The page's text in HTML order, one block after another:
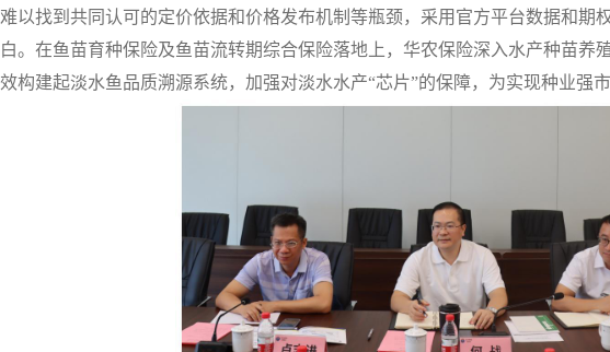
以找到共同认可的定价依据和价格发布机制等瓶颈，采用官方平台数据和期
。在鱼苗育种保险及鱼苗流转期综合保险落地上，华农保险深入水产种苗
构建起淡水鱼品质溯源系统，加强对淡水水产“芯片”的保障，为实现种业强